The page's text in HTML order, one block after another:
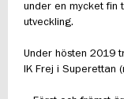
under en mycket fin
utveckling.
Under hösten 2019
IK Frej i Superettan